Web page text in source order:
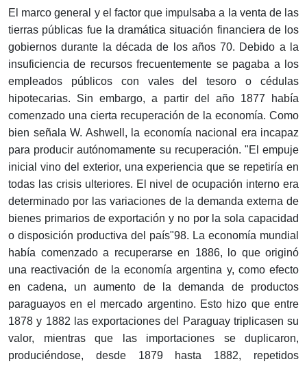
El marco general y el factor que impulsaba a la venta de las
tierras públicas fue la dramática situación financiera de los
gobiernos durante la década de los años 70. Debido a la
insuficiencia de recursos frecuentemente se pagaba a los
empleados públicos con vales del tesoro o cédulas
hipotecarias. Sin embargo, a partir del año 1877 había
comenzado una cierta recuperación de la economía. Como
bien señala W. Ashwell, la economía nacional era incapaz
para producir autónomamente su recuperación. "El empuje
inicial vino del exterior, una experiencia que se repetiría en
todas las crisis ulteriores. El nivel de ocupación interno era
determinado por las variaciones de la demanda externa de
bienes primarios de exportación y no por la sola capacidad
o disposición productiva del país"98. La economía mundial
había comenzado a recuperarse en 1886, lo que originó
una reactivación de la economía argentina y, como efecto
en cadena, un aumento de la demanda de productos
paraguayos en el mercado argentino. Esto hizo que entre
1878 y 1882 las exportaciones del Paraguay triplicasen su
valor, mientras que las importaciones se duplicaron,
produciéndose, desde 1879 hasta 1882, repetidos